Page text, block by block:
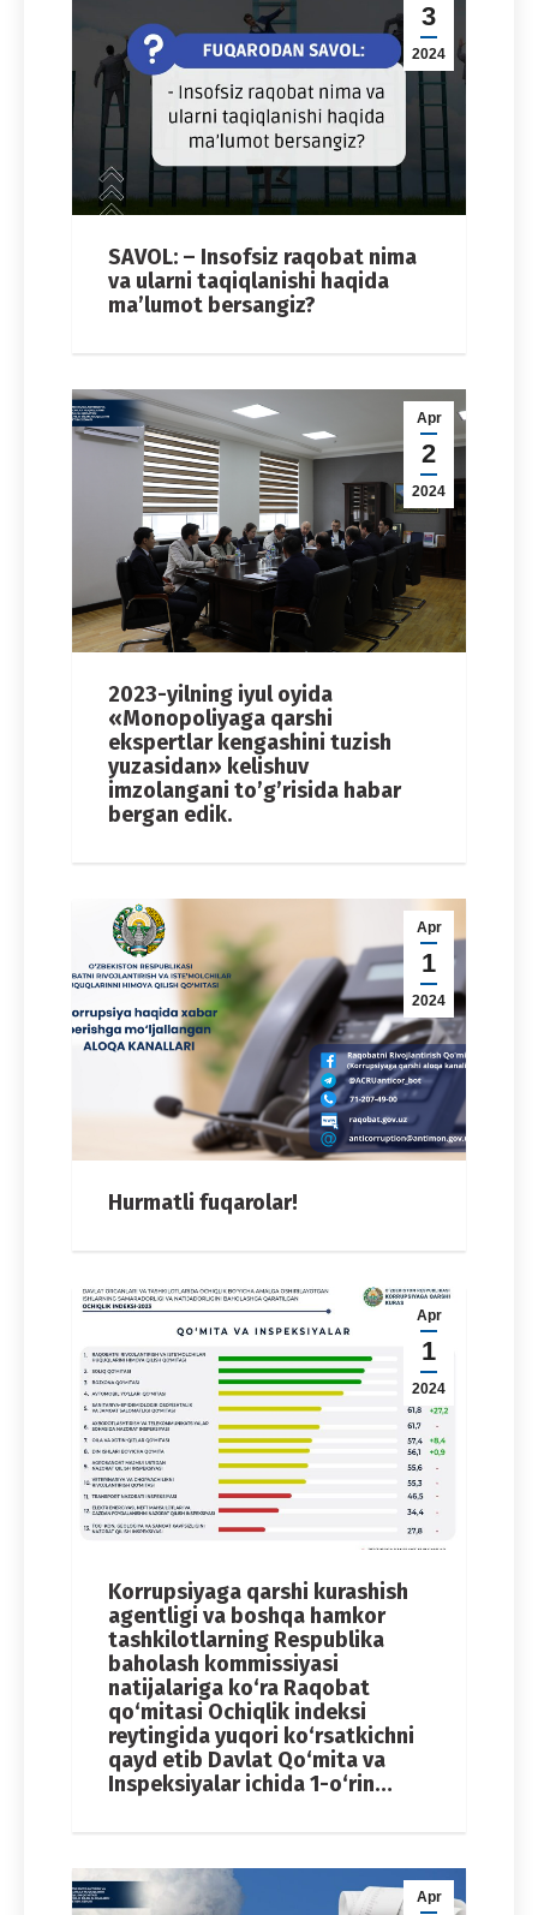
3
2024
SAVOL: – Insofsiz raqobat nima
va ularni taqiqlanishi haqida
ma’lumot bersangiz?
Apr
2
2024
2023-yilning iyul oyida
«Monopoliyaga qarshi
ekspertlar kengashini tuzish
yuzasidan» kelishuv
imzolangani to’g’risida habar
bergan edik.
Apr
1
2024
Hurmatli fuqarolar!
Apr
1
2024
Korrupsiyaga qarshi kurashish
agentligi va boshqa hamkor
tashkilotlarning Respublika
baholash kommissiyasi
natijalariga ko‘ra Raqobat
qo‘mitasi Ochiqlik indeksi
reytingida yuqori ko‘rsatkichni
qayd etib Davlat Qo‘mita va
Inspeksiyalar ichida 1-o‘rin…
Apr